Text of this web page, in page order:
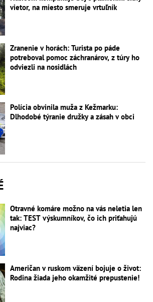
vietor, na miesto smeruje vrtuľník
Zranenie v horách: Turista po páde
potreboval pomoc záchranárov, z túry ho
odviezli na nosidlách
Polícia obvinila muža z Kežmarku:
Dlhodobé týranie družky a zásah v obci
Otravné komáre možno na vás neletia len
tak: TEST výskumníkov, čo ich priťahujú
najviac?
Američan v ruskom väzení bojuje o život:
Rodina žiada jeho okamžité prepustenie!